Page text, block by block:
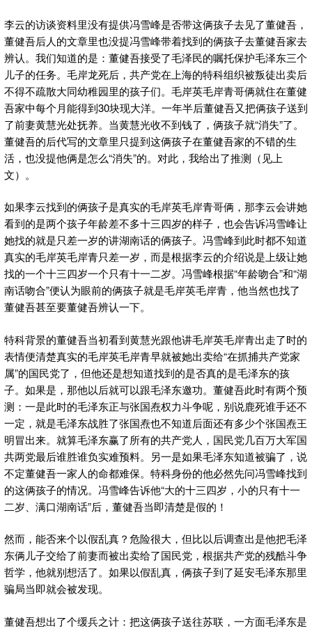
李云的访谈资料里没有提供冯雪峰是否带这俩孩子去见了董健吾，
董健吾后人的文章里也没提冯雪峰带着找到的俩孩子去董健吾家去
辨认。我们知道的是：董健吾接受了毛泽民的嘱托保护毛泽东三个
儿子的任务。毛岸龙死后，共产党在上海的特科组织被叛徒出卖后
不得不疏散大同幼稚园里的孩子们。毛岸英毛岸青哥俩就住在董健
吾家中每个月能得到30块现大洋。一年半后董健吾又把俩孩子送到
了前妻黄慧光处抚养。当黄慧光收不到钱了，俩孩子就“消失”了。
董健吾的后代写的文章里只提到这俩孩子在董健吾家的不错的生
活，也没提他俩是怎么“消失”的。对此，我给出了推测（见上
文）。
如果李云找到的俩孩子是真实的毛岸英毛岸青哥俩，那李云会讲她
看到的是两个孩子年龄差不多十三四岁的样子，也会告诉冯雪峰让
她找的就是只差一岁的讲湖南话的俩孩子。冯雪峰到此时都不知道
真实的毛岸英毛岸青只差一岁，而是根据李云的介绍说是上级让她
找的一个十三四岁一个只有十一二岁。冯雪峰根据“年龄吻合”和“湖
南话吻合”便认为眼前的俩孩子就是毛岸英毛岸青，他当然也找了
董健吾甚至要董健吾辨认一下。
特科背景的董健吾当初看到黄慧光跟他讲毛岸英毛岸青出走了时的
表情便清楚真实的毛岸英毛岸青早就被她出卖给“在抓捕共产党家
属”的国民党了，但他还是想知道找到的是否真的是毛泽东的孩
子。如果是，那他以后就可以跟毛泽东邀功。董健吾此时有两个预
测：一是此时的毛泽东正与张国焘权力斗争呢，别说鹿死谁手还不
一定，就是毛泽东战胜了张国焘也不知道后面还有多少个张国焘王
明冒出来。就算毛泽东赢了所有的共产党人，国民党几百万大军国
共两党最后谁胜谁负实难预料。另一是如果毛泽东知道被骗了，说
不定董健吾一家人的命都难保。特科身份的他必然先问冯雪峰找到
的这俩孩子的情况。冯雪峰告诉他“大的十三四岁，小的只有十一
二岁、满口湖南话”后，董健吾当即清楚是假的！
然而，能否来个以假乱真？危险很大，但比以后调查出是他把毛泽
东俩儿子交给了前妻而被出卖给了国民党，根据共产党的残酷斗争
哲学，他就别想活了。如果以假乱真，俩孩子到了延安毛泽东那里
骗局当即就会被发现。
董健吾想出了个缓兵之计：把这俩孩子送往苏联，一方面毛泽东是